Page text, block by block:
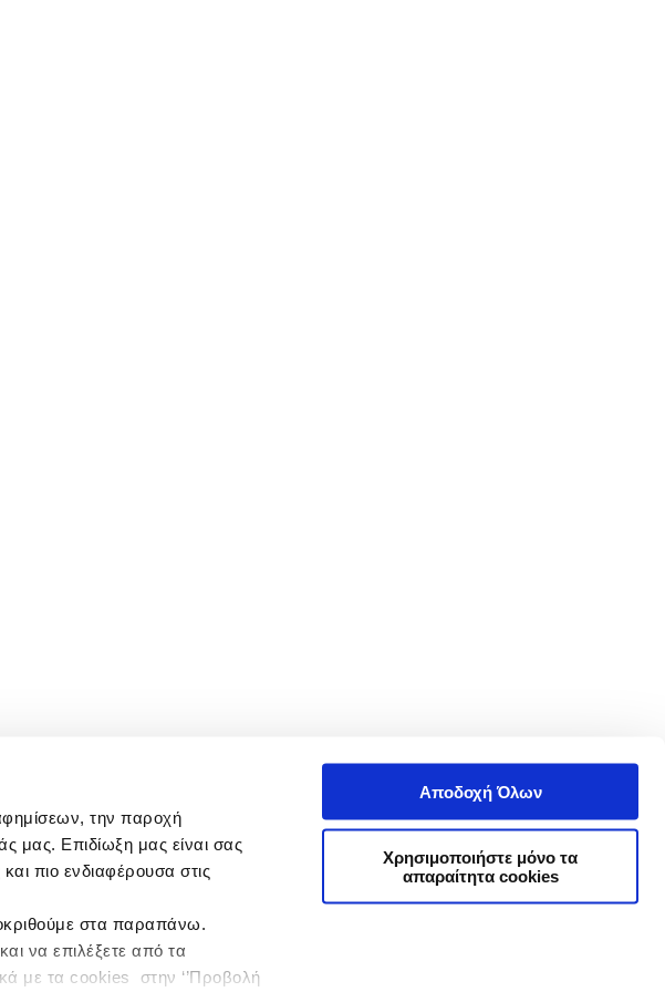
την παροχή
μας. Επιδίωξη μας είναι σας
πιο ενδιαφέρουσα στις
στα παραπάνω.
να επιλέξετε από τα
με τα cookies στην ‘’Προβολή
Αποδοχή Όλων
Χρησιμοποιήστε μόνο τα
απαραίτητα cookies